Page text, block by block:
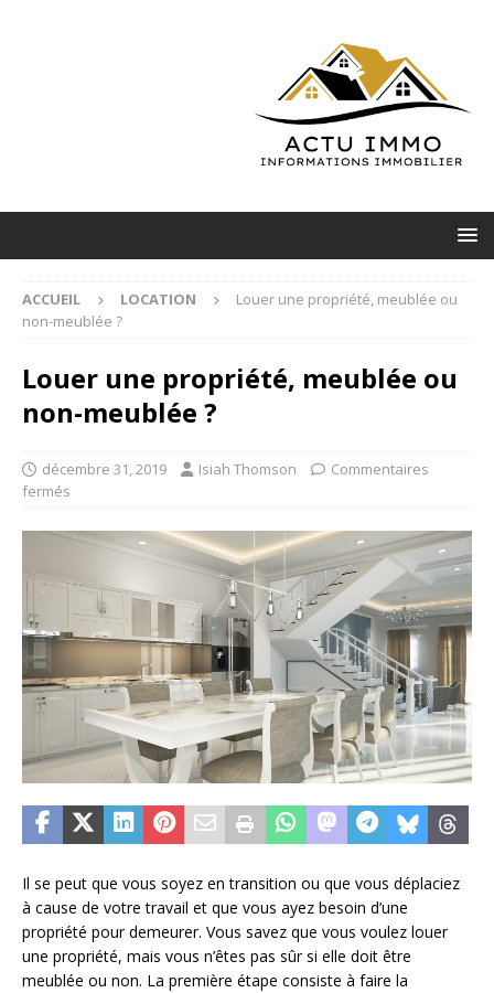
ACCUEIL LOCATION
Louer une propriété, meublée ou
non-meublée ?
Louer une propriété, meublée ou
non-meublée ?
décembre 31, 2019 Isiah Thomson
Commentaires
fermés
Il se peut que vous soyez en transition ou que vous déplaciez
à cause de votre travail et que vous ayez besoin d’une
propriété pour demeurer. Vous savez que vous voulez louer
une propriété, mais vous n’êtes pas sûr si elle doit être
meublée ou non. La première étape consiste à faire la